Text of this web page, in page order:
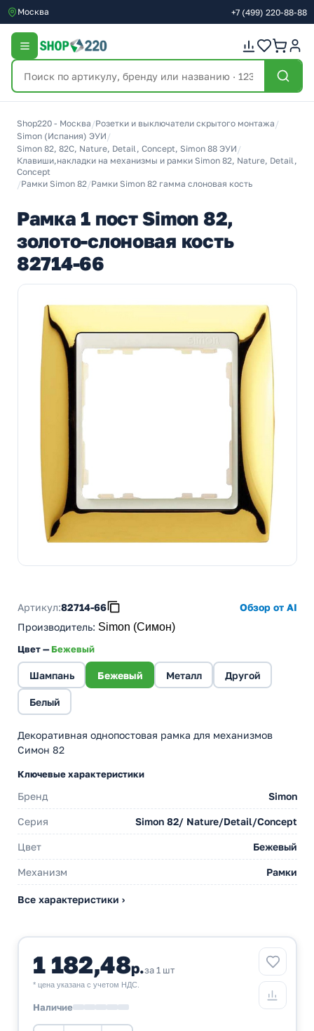
Москва +7 (499) 220-88-88
Shop220 - Москва /Розетки и выключатели скрытого монтажа /
Simon (Испания) ЭУИ /
Simon 82, 82С, Nature, Detail, Concept, Simon 88 ЭУИ /
Клавиши,накладки на механизмы и рамки Simon 82, Nature, Detail,
Concept
/Рамки Simon 82/Рамки Simon 82 гамма слоновая кость
Рамка 1 пост Simon 82,
золото-слоновая кость
82714-66
Артикул:82714-66
Обзор от AI
Производитель: Simon (Симон)
Цвет —Бежевый
Шампань Бежевый Металл Другой
Белый
Декоративная однопостовая рамка для механизмов
Симон 82
Ключевые характеристики
Бренд Simon
Серия Simon 82/ Nature/Detail/Concept
Цвет Бежевый
Механизм Рамки
Все характеристики ›
1 182,48р.за 1 шт
* цена указана с учетом НДС.
Наличие